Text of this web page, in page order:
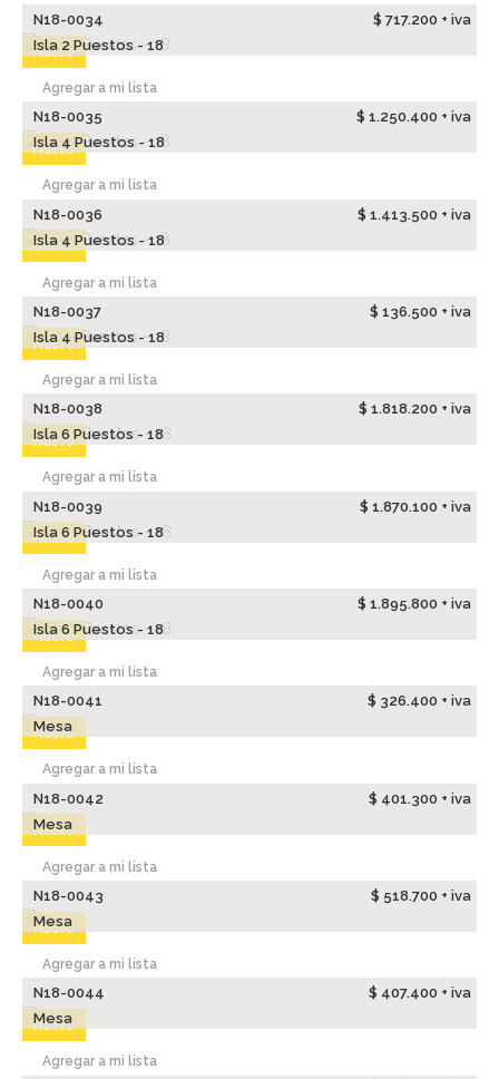
Nuevo
N18-0034
$ 717.200 + iva
Isla 2 Puestos - 18
Agregar a mi lista
Nuevo
N18-0035
$ 1.250.400 + iva
Isla 4 Puestos - 18
Agregar a mi lista
Nuevo
N18-0036
$ 1.413.500 + iva
Isla 4 Puestos - 18
Agregar a mi lista
Nuevo
N18-0037
$ 136.500 + iva
Isla 4 Puestos - 18
Agregar a mi lista
Nuevo
N18-0038
$ 1.818.200 + iva
Isla 6 Puestos - 18
Agregar a mi lista
Nuevo
N18-0039
$ 1.870.100 + iva
Isla 6 Puestos - 18
Agregar a mi lista
Nuevo
N18-0040
$ 1.895.800 + iva
Isla 6 Puestos - 18
Agregar a mi lista
Nuevo
N18-0041
$ 326.400 + iva
Mesa
Agregar a mi lista
Nuevo
N18-0042
$ 401.300 + iva
Mesa
Agregar a mi lista
Nuevo
N18-0043
$ 518.700 + iva
Mesa
Agregar a mi lista
Nuevo
N18-0044
$ 407.400 + iva
Mesa
Agregar a mi lista